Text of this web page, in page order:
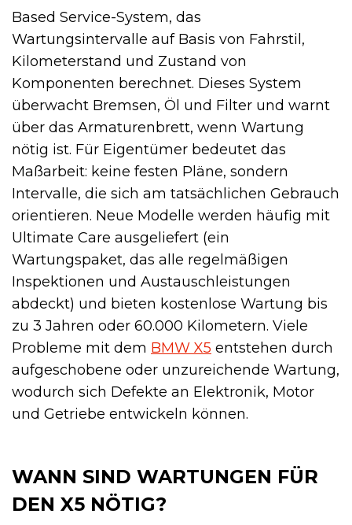
Based Service-System, das
Wartungsintervalle auf Basis von Fahrstil,
Kilometerstand und Zustand von
Komponenten berechnet. Dieses System
überwacht Bremsen, Öl und Filter und warnt
über das Armaturenbrett, wenn Wartung
nötig ist. Für Eigentümer bedeutet das
Maßarbeit: keine festen Pläne, sondern
Intervalle, die sich am tatsächlichen Gebrauch
orientieren. Neue Modelle werden häufig mit
Ultimate Care ausgeliefert (ein
Wartungspaket, das alle regelmäßigen
Inspektionen und Austauschleistungen
abdeckt) und bieten kostenlose Wartung bis
zu 3 Jahren oder 60.000 Kilometern. Viele
Probleme mit dem BMW X5 entstehen durch
aufgeschobene oder unzureichende Wartung,
wodurch sich Defekte an Elektronik, Motor
und Getriebe entwickeln können.
WANN SIND WARTUNGEN FÜR
DEN X5 NÖTIG?